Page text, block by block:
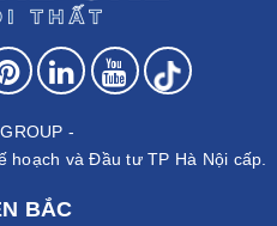
-
hoạch và Đầu tư TP Hà Nội cấp.
BẮC